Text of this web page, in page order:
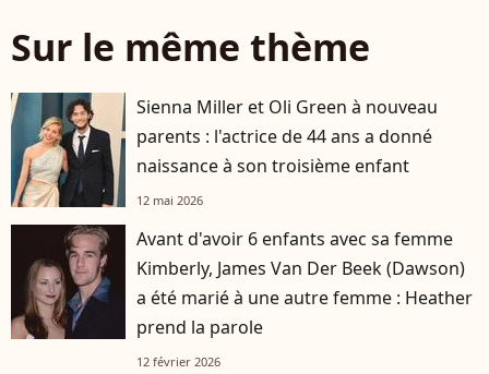
Sur le même thème
Sienna Miller et Oli Green à nouveau
parents : l'actrice de 44 ans a donné
naissance à son troisième enfant
12 mai 2026
Avant d'avoir 6 enfants avec sa femme
Kimberly, James Van Der Beek (Dawson)
a été marié à une autre femme : Heather
prend la parole
12 février 2026